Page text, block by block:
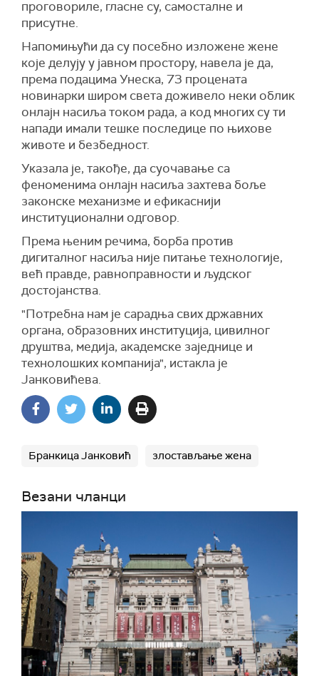
проговориле, гласне су, самосталне и
присутне.
Напомињући да су посебно изложене жене
које делују у јавном простору, навела је да,
према подацима Унеска, 73 процената
новинарки широм света доживело неки облик
онлајн насиља током рада, а код многих су ти
напади имали тешке последице по њихове
животе и безбедност.
Указала је, такође, да суочавање са
феноменима онлајн насиља захтева боље
законске механизме и ефикаснији
институционални одговор.
Према њеним речима, борба против
дигиталног насиља није питање технологије,
већ правде, равноправности и људског
достојанства.
"Потребна нам је сарадња свих државних
органа, образовних институција, цивилног
друштва, медија, академске заједнице и
технолошких компанија", истакла је
Јанковићева.
Бранкица Јанковић злостављање жена
Везани чланци